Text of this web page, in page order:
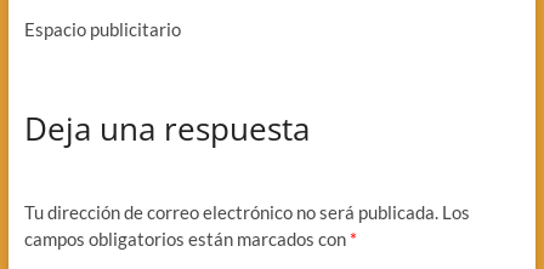
Espacio publicitario
Deja una respuesta
Tu dirección de correo electrónico no será publicada. Los
campos obligatorios están marcados con *